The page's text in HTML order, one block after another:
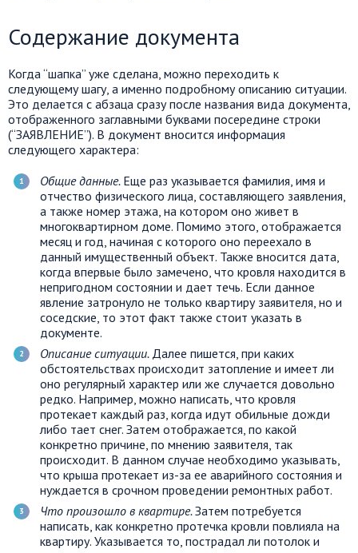
Содержание документа
Когда “шапка” уже сделана, можно переходить к
следующему шагу, а именно подробному описанию ситуации.
Это делается с абзаца сразу после названия вида документа,
отображенного заглавными буквами посередине строки
(“ЗАЯВЛЕНИЕ”). В документ вносится информация
следующего характера:
Общие данные. Еще раз указывается фамилия, имя и
отчество физического лица, составляющего заявления,
а также номер этажа, на котором оно живет в
многоквартирном доме. Помимо этого, отображается
месяц и год, начиная с которого оно переехало в
данный имущественный объект. Также вносится дата,
когда впервые было замечено, что кровля находится в
непригодном состоянии и дает течь. Если данное
явление затронуло не только квартиру заявителя, но и
соседские, то этот факт также стоит указать в
документе.
Описание ситуации. Далее пишется, при каких
обстоятельствах происходит затопление и имеет ли
оно регулярный характер или же случается довольно
редко. Например, можно написать, что кровля
протекает каждый раз, когда идут обильные дожди
либо тает снег. Затем отображается, по какой
конкретно причине, по мнению заявителя, так
происходит. В данном случае необходимо указывать,
что крыша протекает из-за ее аварийного состояния и
нуждается в срочном проведении ремонтных работ.
Что произошло в квартире.Затем потребуется
написать, как конкретно протечка кровли повлияла на
квартиру. Указывается то, пострадал ли потолок и